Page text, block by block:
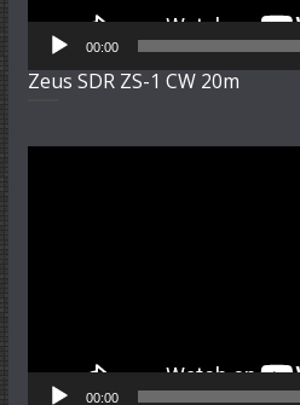
00:00
Zeus SDR ZS-1 CW 20m
00:00